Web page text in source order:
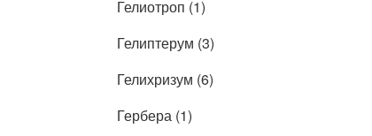
Гелиотроп (1)
Гелиптерум (3)
Гелихризум (6)
Гербера (1)